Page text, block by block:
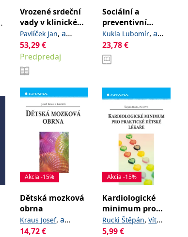
,
Vrozené srdeční
vady v klinické
praxi
Pavlíček Jan,a
kolektiv
53,29€
Predpredaj
Sociální a
preventivní
pediatrie v
současném
pojetí
Kukla Lubomír,a
kolektiv
23,78€
Akcia -15%
Dětská mozková
obrna
Kraus Josef,a
kolektiv
14,72€
Akcia -15%
Kardiologické
minimum pro
praktické dětské
lékaře
Rucki Štěpán,Vít
Pavel
5,99€